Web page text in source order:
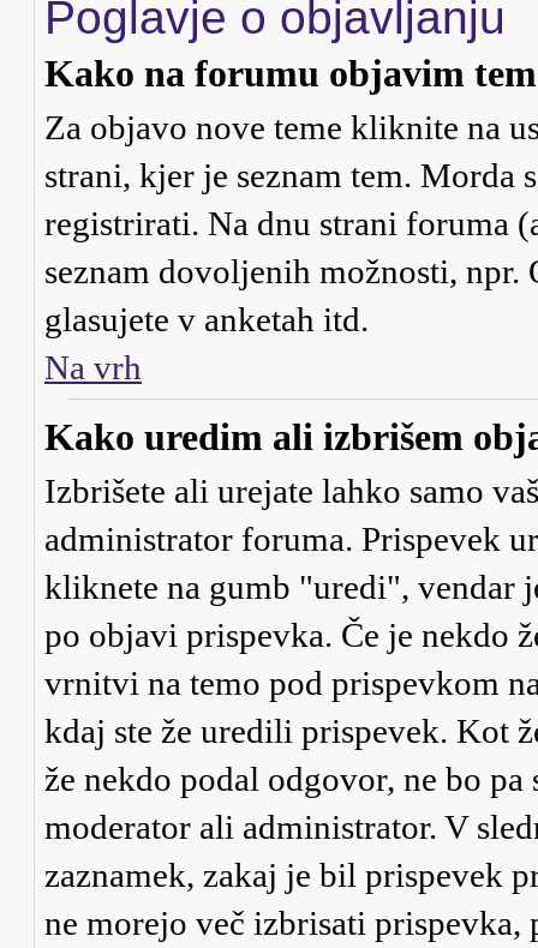
Poglavje o objavljanju
Kako na forumu objavim
Za objavo nove teme kliknite na
strani, kjer je seznam tem. Morda
registrirati. Na dnu strani foruma
seznam dovoljenih možnosti,
glasujete v anketah itd.
Na vrh
Kako uredim ali izbrišem
Izbrišete ali urejate lahko samo
administrator foruma. Prispevek
kliknete na gumb "uredi", vendar
po objavi prispevka. Če je nekdo
vrnitvi na temo pod prispevkom
kdaj ste že uredili prispevek. Kot
že nekdo podal odgovor, ne bo
moderator ali administrator. V
zaznamek, zakaj je bil prispevek
ne morejo več izbrisati prispevka,